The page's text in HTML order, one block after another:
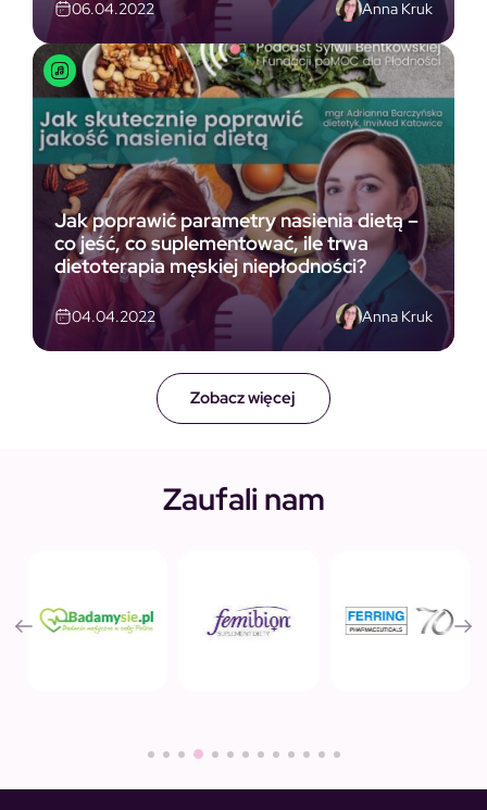
Zobacz więcej
06.04.2022 Anna Kruk
Jak poprawić parametry nasienia dietą –
co jeść, co suplementować, ile trwa
dietoterapia męskiej niepłodności?
04.04.2022 Anna Kruk
Zaufali nam